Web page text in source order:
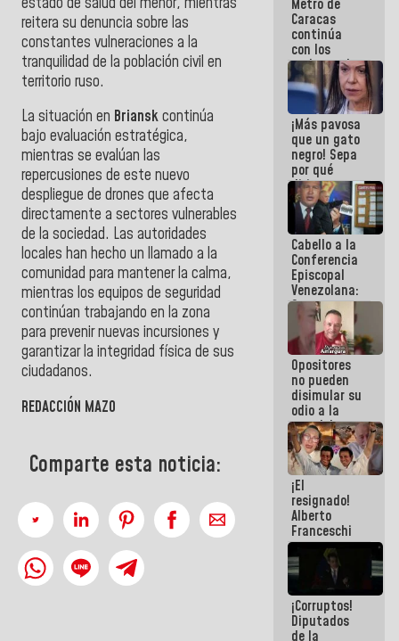
reitera su denuncia sobre las
constantes vulneraciones a la
tranquilidad de la población civil en
territorio ruso.
La situación en Brianskcontinúa
bajo evaluación estratégica,
mientras se evalúan las
repercusiones de este nuevo
despliegue de drones que afecta
directamente a sectores vulnerables
de la sociedad. Las autoridades
locales han hecho un llamado a la
comunidad para mantener la calma,
mientras los equipos de seguridad
continúan trabajando en la zona
para prevenir nuevas incursiones y
garantizar la integridad física de sus
ciudadanos.
REDACCIÓN MAZO
Comparte esta noticia:
mentira
Metro de
Caracas
continúa
con los
trabajos de
mantenimiento
e inspección
en la Línea 2
¡Más pavosa
que un gato
negro! Sepa
por qué
dirigentes
opositores
se
desmarcan
de La Sayo
Cabello a la
Conferencia
Episcopal
Venezolana:
Son unos
inmorales,
ni una
botella de
agua han
llevado
Opositores
no pueden
disimular su
odio a la
paz del
pueblo
¡El
resignado!
Alberto
Franceschi
muestra su
frustración
ante
burguesía
de siempre
¡Corruptos!
Diputados
de la